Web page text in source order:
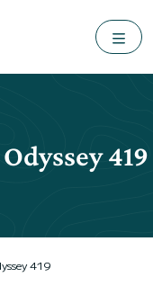
419
419